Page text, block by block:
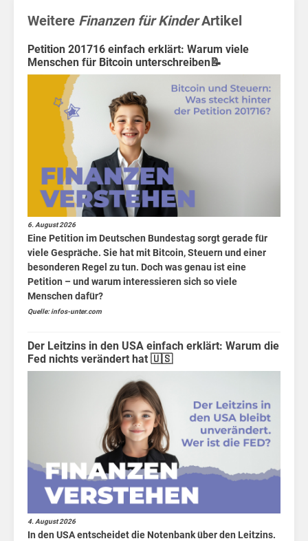
Kids
Wirtschaft
für
Kids
und
gibt
Weitere Finanzen für KinderArtikel
Petition 201716 einfach erklärt: Warum viele
Menschen für Bitcoin unterschreiben📝
6. August 2026
Eine Petition im Deutschen Bundestag sorgt gerade für
viele Gespräche. Sie hat mit Bitcoin, Steuern und einer
besonderen Regel zu tun. Doch was genau ist eine
Petition – und warum interessieren sich so viele
Menschen dafür?
Quelle: infos-unter.com
Der Leitzins in den USA einfach erklärt: Warum die
Fed nichts verändert hat 🇺🇸
4. August 2026
In den USA entscheidet die Notenbank über den Leitzins.